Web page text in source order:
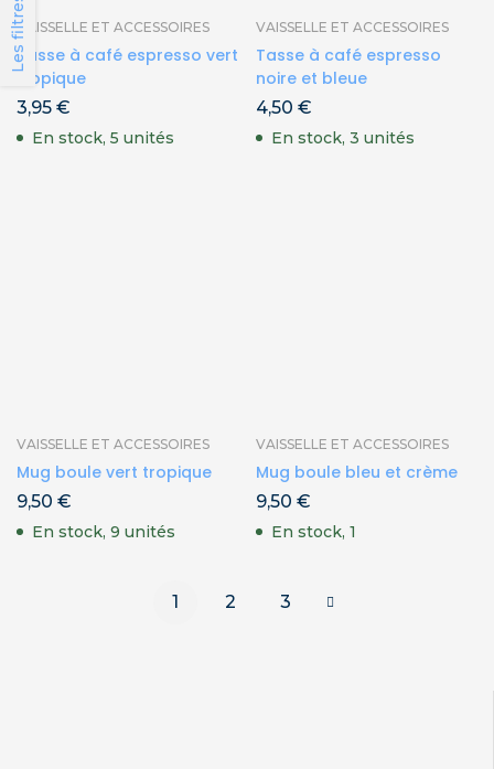
Les filtresVAISSELLE ET ACCESSOIRES
Tasse à café espresso vert
tropique
3,95 €
En stock, 5 unités
VAISSELLE ET ACCESSOIRES
Tasse à café espresso
noire et bleue
4,50 €
En stock, 3 unités
VAISSELLE ET ACCESSOIRES
Mug boule vert tropique
9,50 €
En stock, 9 unités
VAISSELLE ET ACCESSOIRES
Mug boule bleu et crème
9,50 €
En stock, 1
1 2 3